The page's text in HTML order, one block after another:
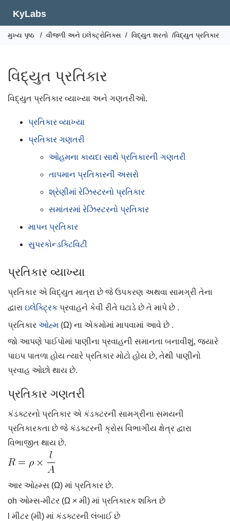
KyLabs
મુખ્ય પૃષ્ઠ / વીજળી અને ઇલેક્ટ્રોનિક્સ / વિદ્યુત શરતો /વિદ્યુત પ્રતિકાર
વિદ્યુત પ્રતિકાર
વિદ્યુત પ્રતિકાર વ્યાખ્યા અને ગણતરીઓ.
પ્રતિકાર વ્યાખ્યા
પ્રતિકાર ગણતરી
ઓહમના કાયદા સાથે પ્રતિકારની ગણતરી
તાપમાન પ્રતિકારની અસરો
શ્રેણીમાં રેઝિસ્ટરનો પ્રતિકાર
સમાંતરમાં રેઝિસ્ટરનો પ્રતિકાર
માપન પ્રતિકાર
સુપરકોન્ડક્ટિવિટી
પ્રતિકાર વ્યાખ્યા
પ્રતિકાર એ વિદ્યુત માત્રા છે જે ઉપકરણ અથવા સામગ્રી તેના
દ્વારા ઇલેક્ટ્રિક પ્રવાહને કેવી રીતે ઘટાડે છે તે માપે છે .
પ્રતિકાર ઓહ્મ (Ω) ના એકમોમાં માપવામાં આવે છે .
જો આપણે પાઈપોમાં પાણીના પ્રવાહની સમાનતા બનાવીશું, જ્યારે
પાઇપ પાતળા હોય ત્યારે પ્રતિકાર મોટો હોય છે, તેથી પાણીનો
પ્રવાહ ઓછો થાય છે.
પ્રતિકાર ગણતરી
કંડક્ટરનો પ્રતિકાર એ કંડક્ટરની સામગ્રીના સમયની
પ્રતિકારકતા છે જે કંડક્ટરની ક્રોસ વિભાગીય ક્ષેત્ર દ્વારા
વિભાજીત થાય છે.
આર ઓહ્મ્સ (Ω) માં પ્રતિકાર છે.
oh ઓમ્સ-મીટર (Ω × મી) માં પ્રતિકારક શક્તિ છે
l મીટર (મી) માં કંડક્ટરની લંબાઈ છે